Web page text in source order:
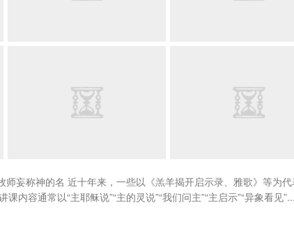
妄称神的名 近十年来，一些以《羔羊揭开启示录、雅歌》等为
容通常以“主耶稣说”“主的灵说”“我们问主”“主启示”“异象看见